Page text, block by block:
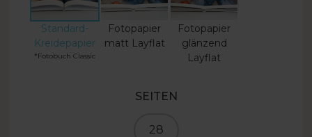
Standard-
Kreidepapier
*Fotobuch Classic
Fotopapier
matt Layflat
Fotopapier
glänzend
Layflat
SEITEN
28